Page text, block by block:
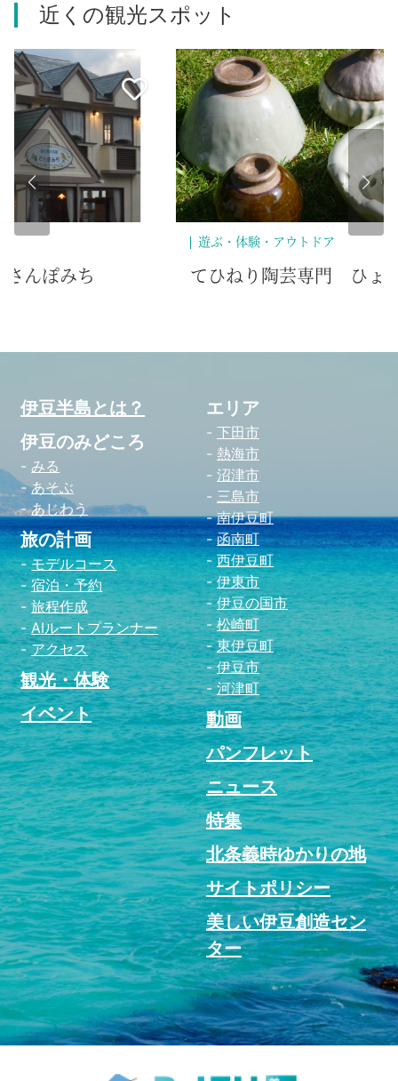
近くの観光スポット
遊ぶ・体験・アウトドア
てひねり陶芸専門 ひょうたん窯
伊
伊豆半島とは？
伊豆のみどころ
みる
あそぶ
あじわう
旅の計画
モデルコース
宿泊・予約
旅程作成
AIルートプランナー
アクセス
観光・体験
イベント
エリア
下田市
熱海市
沼津市
三島市
南伊豆町
函南町
西伊豆町
伊東市
伊豆の国市
松崎町
東伊豆町
伊豆市
河津町
動画
パンフレット
ニュース
特集
北条義時ゆかりの地
サイトポリシー
美しい伊豆創造セン
ター